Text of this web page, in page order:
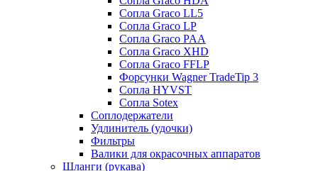
Сопла Graco LL5
Сопла Graco LP
Сопла Graco PAA
Сопла Graco XHD
Сопла Graco FFLP
Форсунки Wagner TradeTip 3
Сопла HYVST
Сопла Sotex
Соплодержатели
Удлинитель (удочки)
Фильтры
Валики для окрасочных аппаратов
Шланги (рукава)